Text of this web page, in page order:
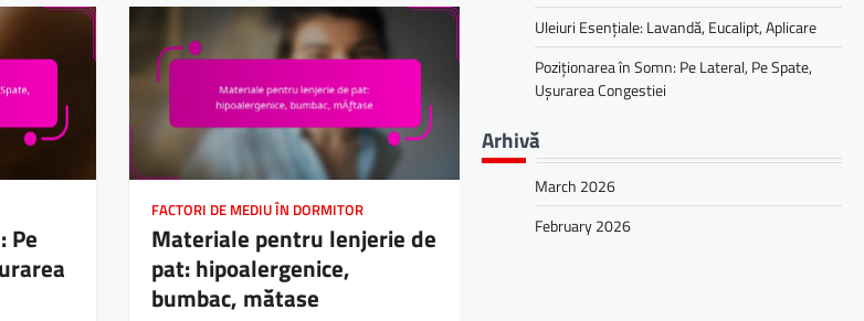
Pe
FACTORI DE MEDIU ÎN DORMITOR
Materiale pentru lenjerie de
pat: hipoalergenice,
bumbac, mătase
Uleiuri Esențiale: Lavandă, Eucalipt, Aplicare
Poziționarea în Somn: Pe Lateral, Pe Spate,
Ușurarea Congestiei
Arhivă
March 2026
February 2026